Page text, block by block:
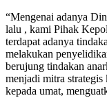
“Mengenai adanya
lalu , kami Pihak
terdapat adanya
melakukan
berujung tindakan
menjadi mitra strategis
kepada umat,